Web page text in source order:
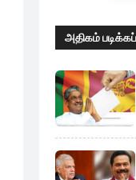
அதிகம்